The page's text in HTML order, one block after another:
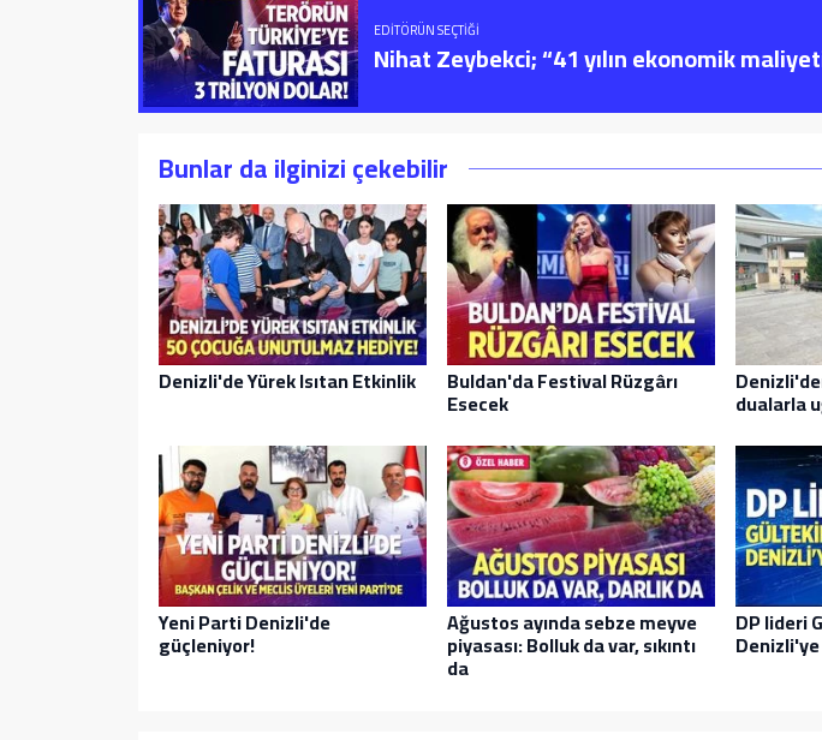
EDITÖRÜN SEÇTIĞI
Nihat Zeybekci; “41 yılın ekonomik
Bunlar da ilginizi çekebilir
Denizli'de Yürek Isıtan Etkinlik Buldan'da Festival Rüzgârı
Esecek dualarla
Yeni Parti Denizli'de
güçleniyor!
Ağustos ayında sebze meyve
piyasası: Bolluk da var, sıkıntı
da
DP lideri